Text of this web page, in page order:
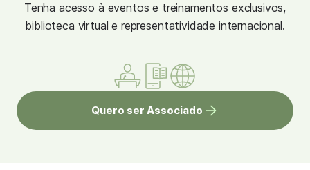
Tenha acesso à eventos e treinamentos exclusivos,
biblioteca virtual e representatividade internacional.
Quero ser Associado